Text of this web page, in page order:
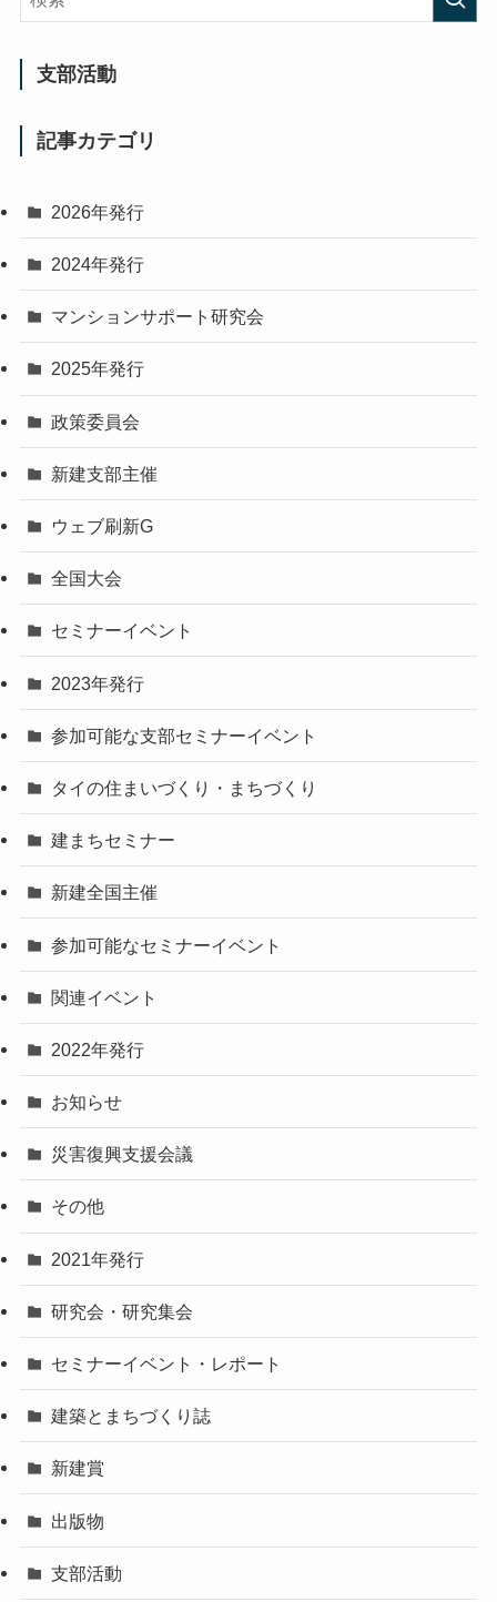
支部活動
記事カテゴリ
2026年発行
2024年発行
マンションサポート研究会
2025年発行
政策委員会
新建支部主催
ウェブ刷新G
全国大会
セミナーイベント
2023年発行
参加可能な支部セミナーイベント
タイの住まいづくり・まちづくり
建まちセミナー
新建全国主催
参加可能なセミナーイベント
関連イベント
2022年発行
お知らせ
災害復興支援会議
その他
2021年発行
研究会・研究集会
セミナーイベント・レポート
建築とまちづくり誌
新建賞
出版物
支部活動